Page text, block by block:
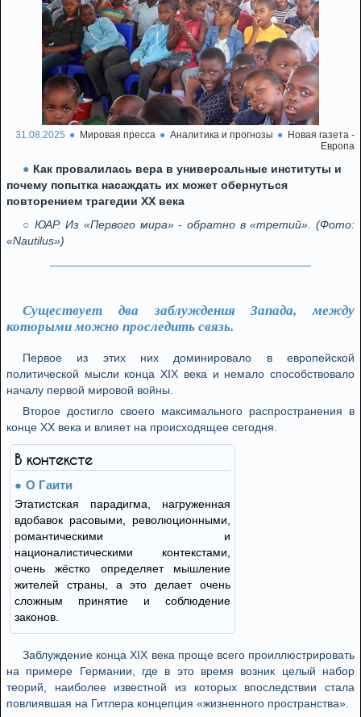
31.08.2025 Мировая пресса Аналитика и прогнозы
Новая газета -
Европа
Как провалилась вера в универсальные институты и
почему попытка насаждать их может обернуться
повторением трагедии XX века
ЮАР. Из «Первого мира» - обратно в «третий». (Фото:
«Nautilus»)
Существует два заблуждения Запада, между
которыми можно проследить связь.
Первое из этих них доминировало в европейской
политической мысли конца XIX века и немало способствовало
началу первой мировой войны.
Второе достигло своего максимального распространения в
конце XX века и влияет на происходящее сегодня.
В контексте
О Гаити
Этатистская парадигма, нагруженная
вдобавок расовыми, революционными,
романтическими и
националистическими контекстами,
очень жёстко определяет мышление
жителей страны, а это делает очень
сложным принятие и соблюдение
законов.
Заблуждение конца XIX века проще всего проиллюстрировать
на примере Германии, где в это время возник целый набор
теорий, наиболее известной из которых впоследствии стала
повлиявшая на Гитлера концепция «жизненного пространства».